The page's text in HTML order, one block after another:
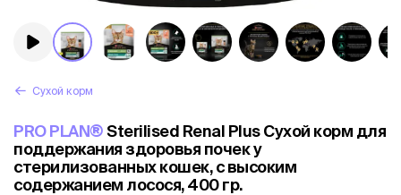
Сухой корм
PRO PLAN®Sterilised Renal Plus Сухой корм для
поддержания здоровья почек у
стерилизованных кошек, с высоким
содержанием лосося, 400 гр.